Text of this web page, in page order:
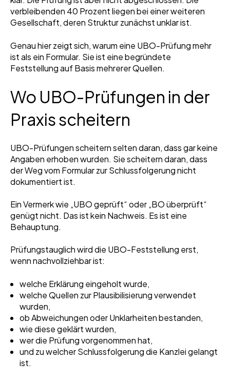
verbleibenden 40 Prozent liegen bei einer weiteren
Gesellschaft, deren Struktur zunächst unklar ist.
Genau hier zeigt sich, warum eine UBO-Prüfung mehr
ist als ein Formular. Sie ist eine begründete
Feststellung auf Basis mehrerer Quellen.
Wo UBO-Prüfungen in der
Praxis scheitern
UBO-Prüfungen scheitern selten daran, dass gar keine
Angaben erhoben wurden. Sie scheitern daran, dass
der Weg vom Formular zur Schlussfolgerung nicht
dokumentiert ist.
Ein Vermerk wie „UBO geprüft“ oder „BO überprüft“
genügt nicht. Das ist kein Nachweis. Es ist eine
Behauptung.
Prüfungstauglich wird die UBO-Feststellung erst,
wenn nachvollziehbar ist:
welche Erklärung eingeholt wurde,
welche Quellen zur Plausibilisierung verwendet
wurden,
ob Abweichungen oder Unklarheiten bestanden,
wie diese geklärt wurden,
wer die Prüfung vorgenommen hat,
und zu welcher Schlussfolgerung die Kanzlei gelangt
ist.